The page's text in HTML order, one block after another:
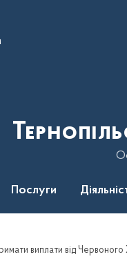
Послуги
виплати від